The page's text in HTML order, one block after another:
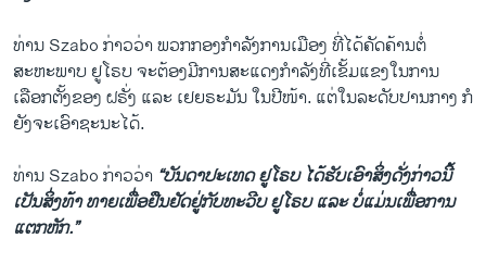
ທ່ານ Szabo ກ່າວວ່າ ພວກກອງກຳລັງການເມືອງ ທີ່ໄດ້ຄັດຄ້ານຕໍ່
ສະຫະພາບ ຢູໂຣບ ຈະຕ້ອງມີການສະແດງກຳລັງທີ່ເຂັ້ມແຂງໃນການ
ເລືອກຕັ້ງຂອງ ຝຣັ່ງ ແລະ ເຢຍຣະມັນ ໃນປີໜ້າ. ແຕ່ໃນລະດັບປານກາງ ກໍ
ຍັງຈະເອົາຊະນະໄດ້.
ທ່ານ Szabo ກ່າວວ່າ “ບັນດາປະເທດ ຢູໂຣບ ໄດ້ຮັບເອົາສິ່ງດັ່ງກ່າວນີ້
ເປັນສິ່ງທ້າ ທາຍເພື່ອຢືນຢັດຢູ່ກັບທະວີບ ຢູໂຣບ ແລະ ບໍ່ແມ່ນເພື່ອການ
ແຕກຫັກ.”